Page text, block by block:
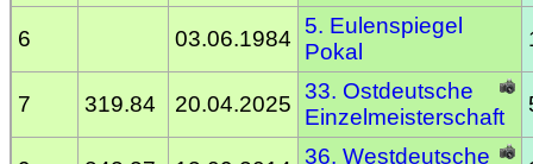
6 03.06.1984
5. Eulenspiegel
Pokal
7 319.84 20.04.2025
33. Ostdeutsche
Einzelmeisterschaft
36. Westdeutsche